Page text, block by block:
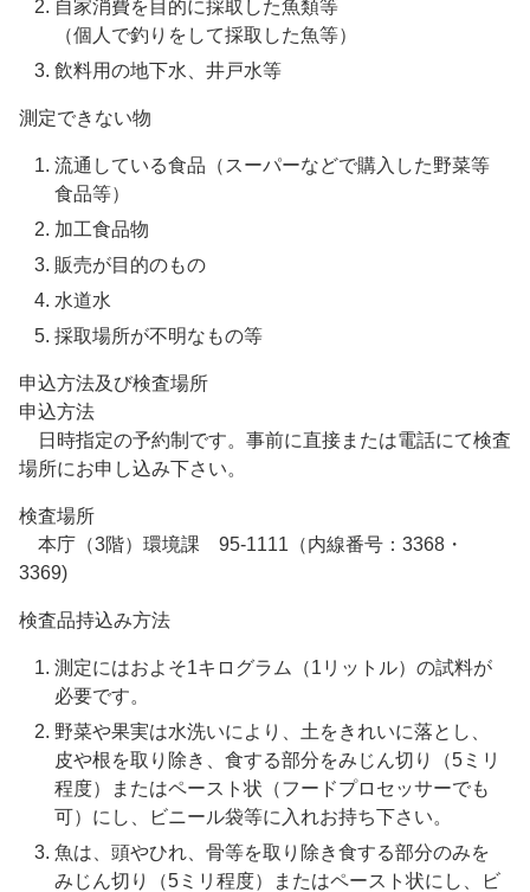
自家消費を目的に採取した魚類等
（個人で釣りをして採取した魚等）
飲料用の地下水、井戸水等
測定できない物
流通している食品（スーパーなどで購入した野菜等
食品等）
加工食品物
販売が目的のもの
水道水
採取場所が不明なもの等
申込方法及び検査場所
申込方法
日時指定の予約制です。事前に直接または電話にて検査
場所にお申し込み下さい。
検査場所
本庁（3階）環境課 95-1111（内線番号：3368・
3369)
検査品持込み方法
測定にはおよそ1キログラム（1リットル）の試料が
必要です。
野菜や果実は水洗いにより、土をきれいに落とし、
皮や根を取り除き、食する部分をみじん切り（5ミリ
程度）またはペースト状（フードプロセッサーでも
可）にし、ビニール袋等に入れお持ち下さい。
魚は、頭やひれ、骨等を取り除き食する部分のみを
みじん切り（5ミリ程度）またはペースト状にし、ビ